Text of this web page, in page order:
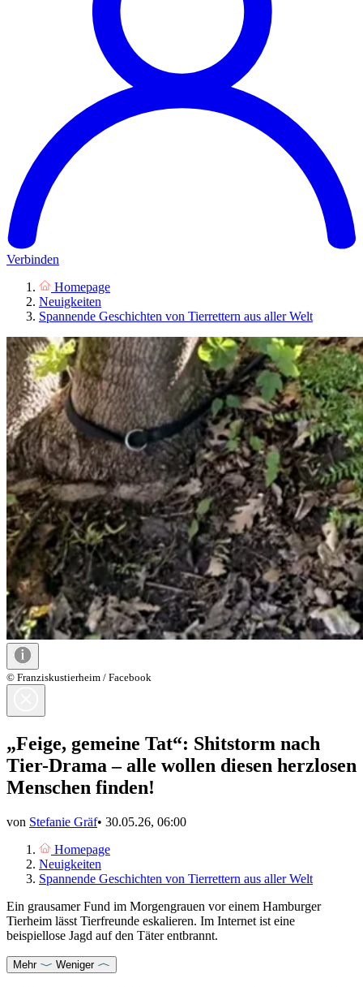
Verbinden
Homepage
Neuigkeiten
Spannende Geschichten von Tierrettern aus aller Welt
© Franziskustierheim / Facebook
„Feige, gemeine Tat“: Shitstorm nach
Tier-Drama – alle wollen diesen herzlosen
Menschen finden!
von Stefanie Gräf• 30.05.26, 06:00
Homepage
Neuigkeiten
Spannende Geschichten von Tierrettern aus aller Welt
Ein grausamer Fund im Morgengrauen vor einem Hamburger
Tierheim lässt Tierfreunde eskalieren. Im Internet ist eine
beispiellose Jagd auf den Täter entbrannt.
Mehr Weniger